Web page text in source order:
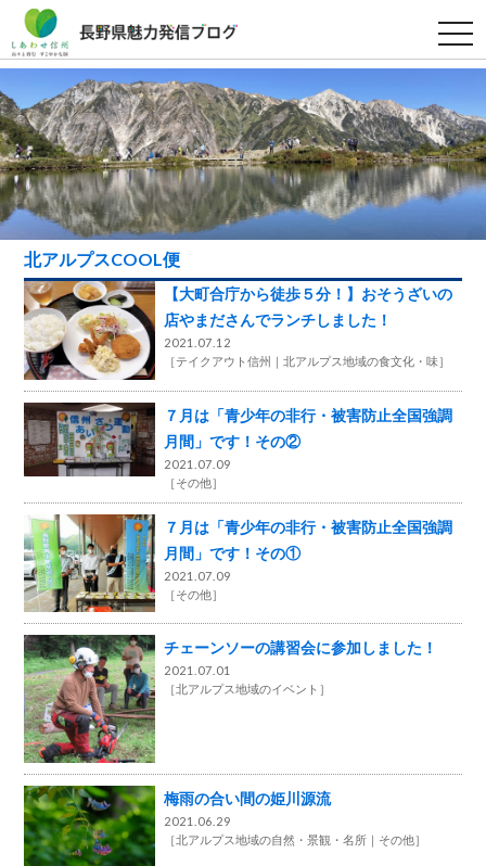
t
o
g
e
n
a
v
i
g
i
北アルプスCOOL便
【大町合庁から徒歩５分！】おそうざいの
店やまださんでランチしました！
2021.07.12
［テイクアウト信州 北アルプス地域の食文化・味］
７月は「青少年の非行・被害防止全国強調
月間」です！その②
2021.07.09
［その他］
７月は「青少年の非行・被害防止全国強調
月間」です！その①
2021.07.09
［その他］
チェーンソーの講習会に参加しました！
2021.07.01
［北アルプス地域のイベント ］
梅雨の合い間の姫川源流
2021.06.29
［北アルプス地域の自然・景観・名所 その他］